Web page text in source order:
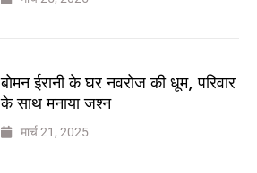
बोमन ईरानी के घर नवरोज की धूम, परिवार
के साथ मनाया जश्न
मार्च 21, 2025